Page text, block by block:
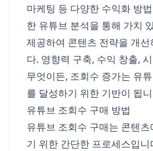
마케팅 등 다양한 수익화 방
한 유튜브 분석을 통해 가치
제공하여 콘텐츠 전략을 개
다. 영향력 구축, 수익 창출,
무엇이든, 조회수 증가는 유
를 달성하기 위한 기반이 됩
유튜브 조회수 구매 방법
유튜브 조회수 구매는 콘텐
기 위한 간단한 프로세스입